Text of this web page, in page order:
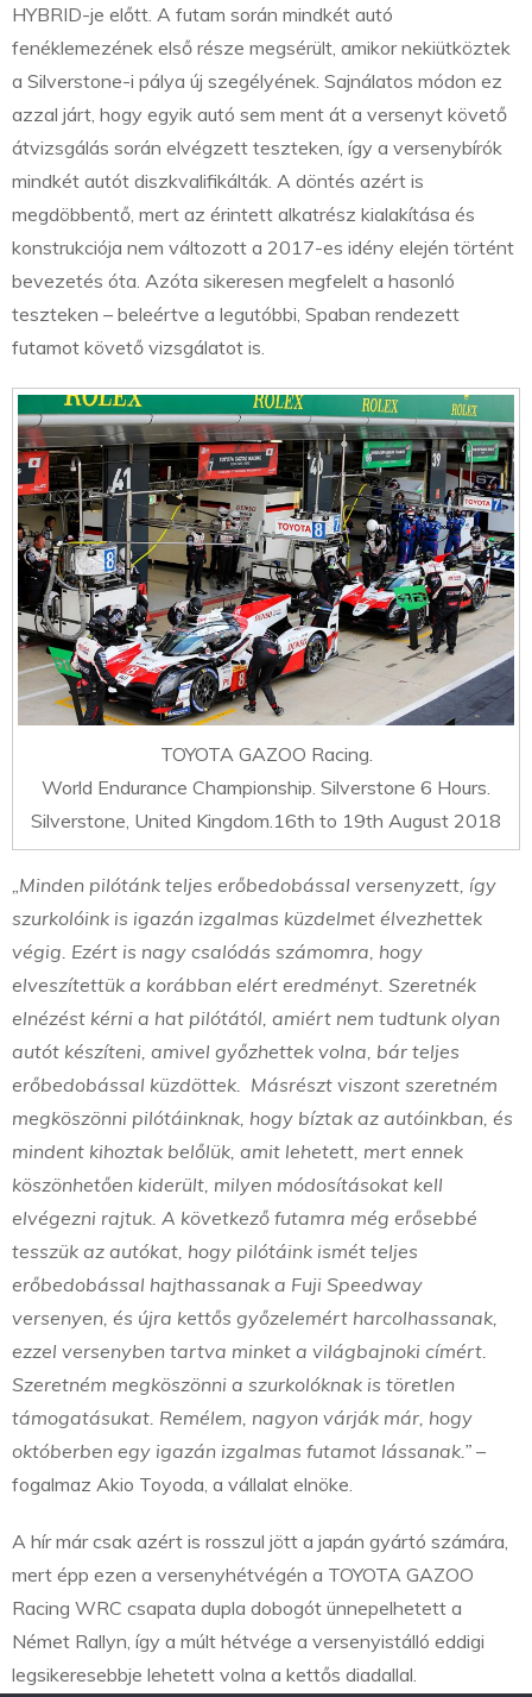
HYBRID-je előtt. A futam során mindkét autó
fenéklemezének első része megsérült, amikor nekiütköztek
a Silverstone-i pálya új szegélyének. Sajnálatos módon ez
azzal járt, hogy egyik autó sem ment át a versenyt követő
átvizsgálás során elvégzett teszteken, így a versenybírók
mindkét autót diszkvalifikálták. A döntés azért is
megdöbbentő, mert az érintett alkatrész kialakítása és
konstrukciója nem változott a 2017-es idény elején történt
bevezetés óta. Azóta sikeresen megfelelt a hasonló
teszteken – beleértve a legutóbbi, Spaban rendezett
futamot követő vizsgálatot is.
TOYOTA GAZOO Racing.
World Endurance Championship. Silverstone 6 Hours.
Silverstone, United Kingdom.16th to 19th August 2018
„Minden pilótánk teljes erőbedobással versenyzett, így
szurkolóink is igazán izgalmas küzdelmet élvezhettek
végig. Ezért is nagy csalódás számomra, hogy
elveszítettük a korábban elért eredményt. Szeretnék
elnézést kérni a hat pilótától, amiért nem tudtunk olyan
autót készíteni, amivel győzhettek volna, bár teljes
erőbedobással küzdöttek. Másrészt viszont szeretném
megköszönni pilótáinknak, hogy bíztak az autóinkban, és
mindent kihoztak belőlük, amit lehetett, mert ennek
köszönhetően kiderült, milyen módosításokat kell
elvégezni rajtuk. A következő futamra még erősebbé
tesszük az autókat, hogy pilótáink ismét teljes
erőbedobással hajthassanak a Fuji Speedway
versenyen, és újra kettős győzelemért harcolhassanak,
ezzel versenyben tartva minket a világbajnoki címért.
Szeretném megköszönni a szurkolóknak is töretlen
támogatásukat. Remélem, nagyon várják már, hogy
októberben egy igazán izgalmas futamot lássanak.” –
fogalmaz Akio Toyoda, a vállalat elnöke.
A hír már csak azért is rosszul jött a japán gyártó számára,
mert épp ezen a versenyhétvégén a TOYOTA GAZOO
Racing WRC csapata dupla dobogót ünnepelhetett a
Német Rallyn, így a múlt hétvége a versenyistálló eddigi
legsikeresebbje lehetett volna a kettős diadallal.